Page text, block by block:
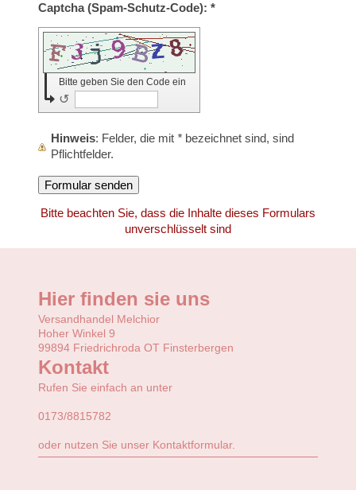
Captcha (Spam-Schutz-Code): *
Bitte geben Sie den Code ein
↺
Hinweis : Felder, die mit * bezeichnet sind, sind
Pflichtfelder.
Bitte beachten Sie, dass die Inhalte dieses Formulars
unverschlüsselt sind
Hier finden sie uns
Versandhandel Melchior
Hoher Winkel 9
99894 Friedrichroda OT Finsterbergen
Kontakt
Rufen Sie einfach an unter
0173/8815782
oder nutzen Sie unser Kontaktformular.